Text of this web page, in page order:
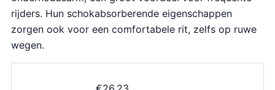
rijders. Hun schokabsorberende eigenschappen
zorgen ook voor een comfortabele rit, zelfs op ruwe
wegen.